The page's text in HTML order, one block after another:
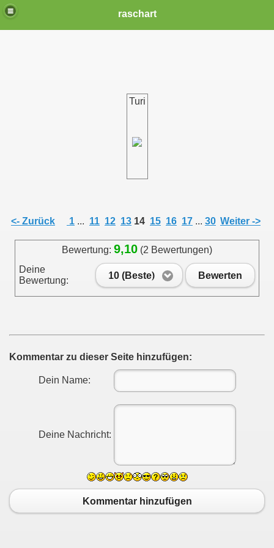
raschart
Turi
<- Zurück 1 ... 11 12 13 14 15 16 17 ... 30 Weiter ->
Bewertung: 9,10 (2 Bewertungen)
Deine
Bewertung:
10 (Beste) Bewerten
Kommentar zu dieser Seite hinzufügen:
Dein Name:
Deine Nachricht:
Kommentar hinzufügen